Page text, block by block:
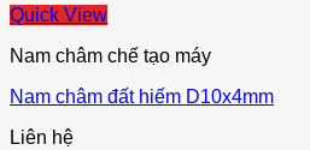
Quick View
Nam châm chế tạo máy
Nam châm đất hiếm D10x4mm
Liên hệ